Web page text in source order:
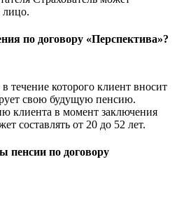
лицо.
по договору «Перспектива»?
течение которого клиент вносит
свою будущую пенсию.
клиента в момент заключения
составлять от 20 до 52 лет.
пенсии по договору